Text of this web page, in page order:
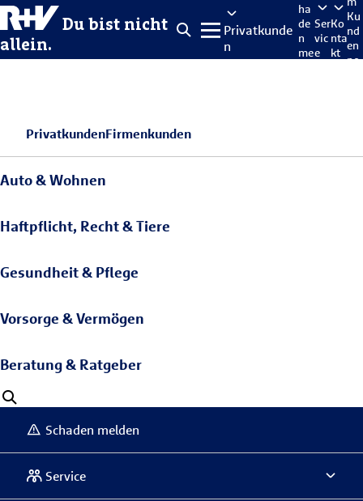
Du bist nicht
allein.
Privatkunde
n
ha
de
n
me
Ser
vic
e
Ko
nta
kt
Ku
nd
en
po
PrivatkundenFirmenkunden
Auto & Wohnen
Haftpflicht, Recht & Tiere
Gesundheit & Pflege
Vorsorge & Vermögen
Beratung & Ratgeber
Schaden melden
Service